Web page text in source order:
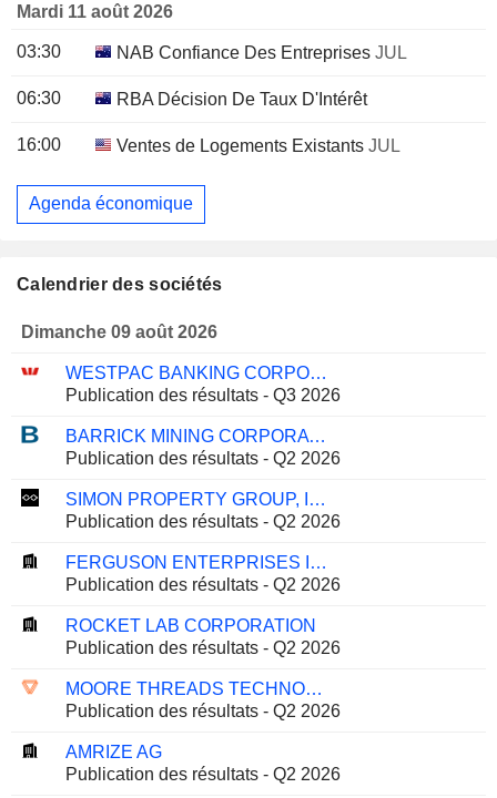
Mardi 11 août 2026
03:30 NAB Confiance Des Entreprises JUL
06:30 RBA Décision De Taux D'Intérêt
16:00 Ventes de Logements Existants JUL
Agenda économique
Calendrier des sociétés
Dimanche 09 août 2026
WESTPAC BANKING CORPORATION
Publication des résultats - Q3 2026
BARRICK MINING CORPORATION
Publication des résultats - Q2 2026
SIMON PROPERTY GROUP, INC.
Publication des résultats - Q2 2026
FERGUSON ENTERPRISES INC.
Publication des résultats - Q2 2026
ROCKET LAB CORPORATION
Publication des résultats - Q2 2026
MOORE THREADS TECHNOLOGY CO., LTD.
Publication des résultats - Q2 2026
AMRIZE AG
Publication des résultats - Q2 2026